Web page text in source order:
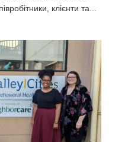
клієнти та...